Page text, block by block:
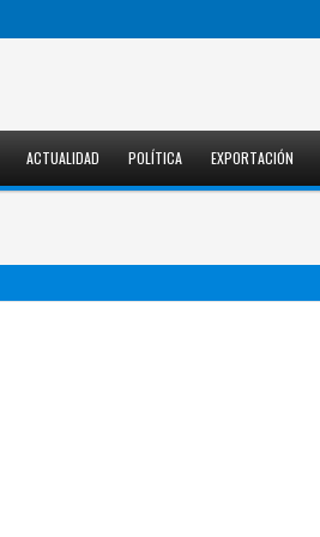
ACTUALIDAD POLÍTICA EXPORTACIÓN